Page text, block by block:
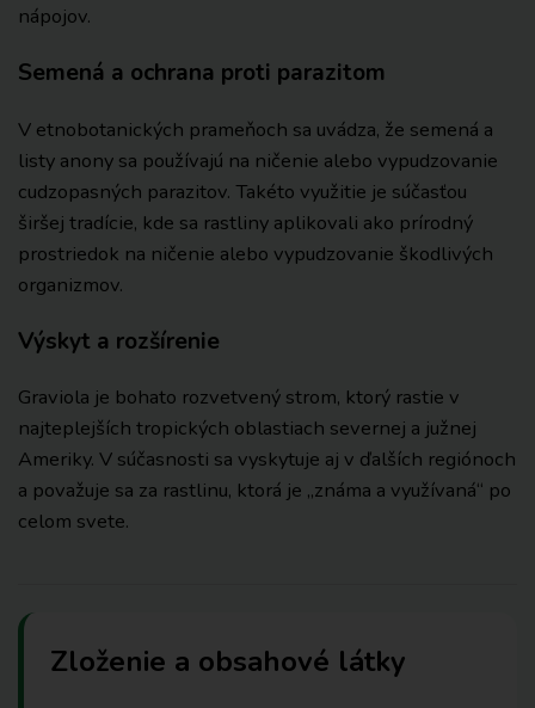
nápojov.
Semená a ochrana proti parazitom
V etnobotanických prameňoch sa uvádza, že semená a
listy anony sa používajú na ničenie alebo vypudzovanie
cudzopasných parazitov. Takéto využitie je súčasťou
širšej tradície, kde sa rastliny aplikovali ako prírodný
prostriedok na ničenie alebo vypudzovanie škodlivých
organizmov.
Výskyt a rozšírenie
Graviola je bohato rozvetvený strom, ktorý rastie v
najteplejších tropických oblastiach severnej a južnej
Ameriky. V súčasnosti sa vyskytuje aj v ďalších regiónoch
a považuje sa za rastlinu, ktorá je „známa a využívaná“ po
celom svete.
Zloženie a obsahové látky